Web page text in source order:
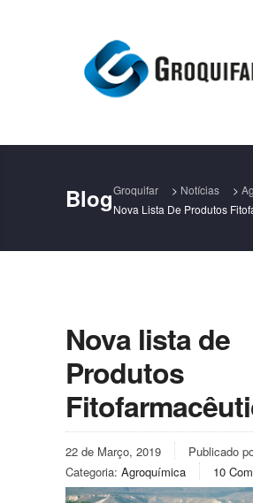
BlogGroquifar > Notícias >
Nova Lista De Produtos
Nova lista de
Produtos
22 de Março, 2019 Publicado
Categoria: Agroquímica 10